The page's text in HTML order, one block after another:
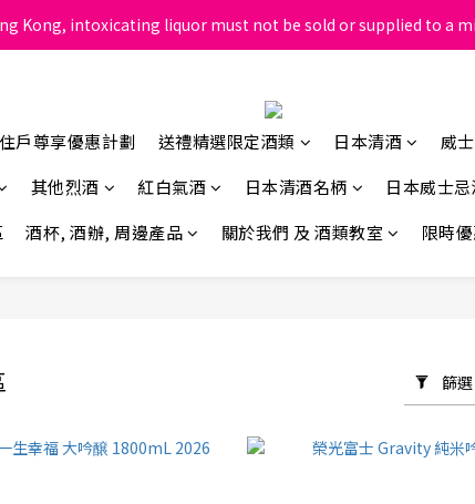
根據香港法律，不得在業務過程中，向未成年人售賣或供應令人醺
Kong, intoxicating liquor must not be sold or supplied to a
住戶尊享優惠計劃 送禮精選限定酒類 日本清酒 威
其他烈酒 紅白氣酒 日本清酒名柄 日本威士忌
酒杯, 酒辦, 周邊產品 關於我們 及 酒類教室 限時
篩選